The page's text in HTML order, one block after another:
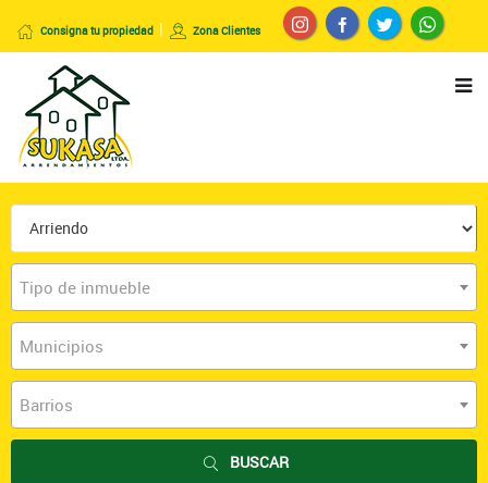
Consigna tu propiedad Zona Clientes
Tipo de inmueble
Municipios
Barrios
BUSCAR